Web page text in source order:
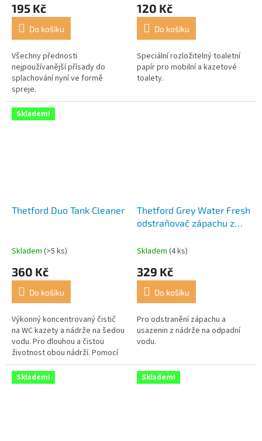
195 Kč
Do košíku
Všechny přednosti
nejpoužívanější přísady do
splachování nyní ve formě
spreje.
120 Kč
Do košíku
Speciální rozložitelný toaletní
papír pro mobilní a kazetové
toalety.
Skladem!
Thetford Duo Tank Cleaner
Skladem (>5 ks)
360 Kč
Do košíku
Výkonný koncentrovaný čistič
na WC kazety a nádrže na šedou
vodu. Pro dlouhou a čistou
životnost obou nádrží. Pomocí
Duo Tank Cleaner Concentrated
odstraníte usazeniny, které se...
Thetford Grey Water Fresh
odstraňovač zápachu z
Skladem (4 ks)
329 Kč
Do košíku
Pro odstranění zápachu a
usazenin z nádrže na odpadní
vodu.
Skladem! Skladem!